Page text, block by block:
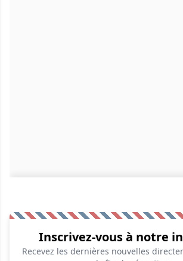
Inscrivez-vous à notre
Recevez les dernières nouvelles